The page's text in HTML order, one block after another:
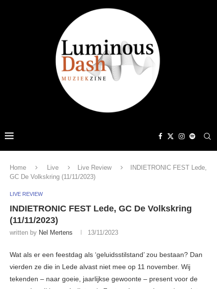
Home Live Live Review
INDIETRONIC FEST Lede,
GC De Volkskring (11/11/2023)
LIVE REVIEW
INDIETRONIC FEST Lede, GC De Volkskring
(11/11/2023)
written by Nel Mertens 13/11/2023
Wat als er een feestdag als ‘geluidsstilstand’ zou bestaan? Dan
vierden ze die in Lede alvast niet mee op 11 november. Wij
tekenden – naar goeie, jaarlijkse gewoonte – present voor de